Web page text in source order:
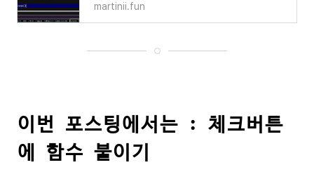
martinii.fun
이번 포스팅에서는 : 체크버튼
에 함수 붙이기